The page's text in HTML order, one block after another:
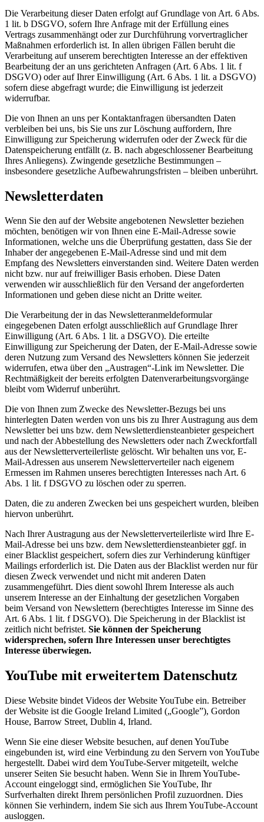
Die Verarbeitung dieser Daten erfolgt auf Grundlage von Art. 6 Abs.
1 lit. b DSGVO, sofern Ihre Anfrage mit der Erfüllung eines
Vertrags zusammenhängt oder zur Durchführung vorvertraglicher
Maßnahmen erforderlich ist. In allen übrigen Fällen beruht die
Verarbeitung auf unserem berechtigten Interesse an der effektiven
Bearbeitung der an uns gerichteten Anfragen (Art. 6 Abs. 1 lit. f
DSGVO) oder auf Ihrer Einwilligung (Art. 6 Abs. 1 lit. a DSGVO)
sofern diese abgefragt wurde; die Einwilligung ist jederzeit
widerrufbar.
Die von Ihnen an uns per Kontaktanfragen übersandten Daten
verbleiben bei uns, bis Sie uns zur Löschung auffordern, Ihre
Einwilligung zur Speicherung widerrufen oder der Zweck für die
Datenspeicherung entfällt (z. B. nach abgeschlossener Bearbeitung
Ihres Anliegens). Zwingende gesetzliche Bestimmungen –
insbesondere gesetzliche Aufbewahrungsfristen – bleiben unberührt.
Newsletterdaten
Wenn Sie den auf der Website angebotenen Newsletter beziehen
möchten, benötigen wir von Ihnen eine E-Mail-Adresse sowie
Informationen, welche uns die Überprüfung gestatten, dass Sie der
Inhaber der angegebenen E-Mail-Adresse sind und mit dem
Empfang des Newsletters einverstanden sind. Weitere Daten werden
nicht bzw. nur auf freiwilliger Basis erhoben. Diese Daten
verwenden wir ausschließlich für den Versand der angeforderten
Informationen und geben diese nicht an Dritte weiter.
Die Verarbeitung der in das Newsletteranmeldeformular
eingegebenen Daten erfolgt ausschließlich auf Grundlage Ihrer
Einwilligung (Art. 6 Abs. 1 lit. a DSGVO). Die erteilte
Einwilligung zur Speicherung der Daten, der E-Mail-Adresse sowie
deren Nutzung zum Versand des Newsletters können Sie jederzeit
widerrufen, etwa über den „Austragen“-Link im Newsletter. Die
Rechtmäßigkeit der bereits erfolgten Datenverarbeitungsvorgänge
bleibt vom Widerruf unberührt.
Die von Ihnen zum Zwecke des Newsletter-Bezugs bei uns
hinterlegten Daten werden von uns bis zu Ihrer Austragung aus dem
Newsletter bei uns bzw. dem Newsletterdiensteanbieter gespeichert
und nach der Abbestellung des Newsletters oder nach Zweckfortfall
aus der Newsletterverteilerliste gelöscht. Wir behalten uns vor, E-
Mail-Adressen aus unserem Newsletterverteiler nach eigenem
Ermessen im Rahmen unseres berechtigten Interesses nach Art. 6
Abs. 1 lit. f DSGVO zu löschen oder zu sperren.
Daten, die zu anderen Zwecken bei uns gespeichert wurden, bleiben
hiervon unberührt.
Nach Ihrer Austragung aus der Newsletterverteilerliste wird Ihre E-
Mail-Adresse bei uns bzw. dem Newsletterdiensteanbieter ggf. in
einer Blacklist gespeichert, sofern dies zur Verhinderung künftiger
Mailings erforderlich ist. Die Daten aus der Blacklist werden nur für
diesen Zweck verwendet und nicht mit anderen Daten
zusammengeführt. Dies dient sowohl Ihrem Interesse als auch
unserem Interesse an der Einhaltung der gesetzlichen Vorgaben
beim Versand von Newslettern (berechtigtes Interesse im Sinne des
Art. 6 Abs. 1 lit. f DSGVO). Die Speicherung in der Blacklist ist
zeitlich nicht befristet. Sie können der Speicherung
widersprechen, sofern Ihre Interessen unser berechtigtes
Interesse überwiegen.
YouTube mit erweitertem Datenschutz
Diese Website bindet Videos der Website YouTube ein. Betreiber
der Website ist die Google Ireland Limited („Google”), Gordon
House, Barrow Street, Dublin 4, Irland.
Wenn Sie eine dieser Website besuchen, auf denen YouTube
eingebunden ist, wird eine Verbindung zu den Servern von YouTube
hergestellt. Dabei wird dem YouTube-Server mitgeteilt, welche
unserer Seiten Sie besucht haben. Wenn Sie in Ihrem YouTube-
Account eingeloggt sind, ermöglichen Sie YouTube, Ihr
Surfverhalten direkt Ihrem persönlichen Profil zuzuordnen. Dies
können Sie verhindern, indem Sie sich aus Ihrem YouTube-Account
ausloggen.